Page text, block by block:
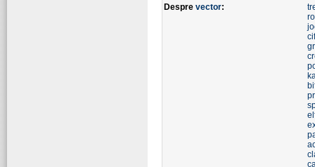
Despre vector: